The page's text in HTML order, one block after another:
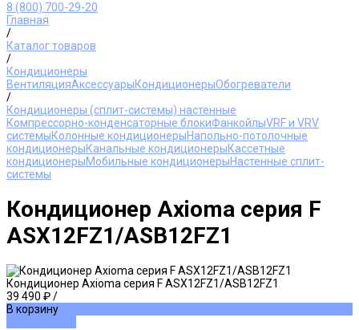
8 (800) 700-29-20
Главная
/
Каталог товаров
/
Кондиционеры
ВентиляцияАксессуарыКондиционерыОбогреватели
/
Кондиционеры (сплит-системы) настенные
Компрессорно-конденсаторные блокиФанкойлыVRF и VRV
системыКолонные кондиционерыНапольно-потолочные
кондиционерыКанальные кондиционерыКассетные
кондиционерыМобильные кондиционерыНастенные сплит-
системы
Кондиционер Axioma серия F
ASX12FZ1/ASB12FZ1
Кондиционер Axioma серия F ASX12FZ1/ASB12FZ1
39 490 ₽/
В корзину